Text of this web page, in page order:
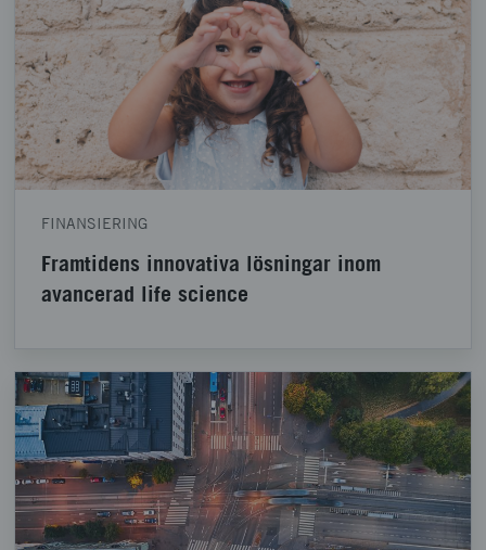
FINANSIERING
Framtidens innovativa lösningar inom
avancerad life science